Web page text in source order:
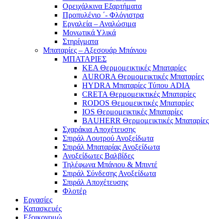
Ορειχάλκινα Εξαρτήματα
Προπυλένιο ΄- Φλόγιστρα
Εργαλεία – Αναλώσιμα
Μονωτικά Υλικά
Στηρίγματα
Μπαταρίες – Αξεσουάρ Μπάνιου
ΜΠΑΤΑΡΙΕΣ
KEA Θερμομεικτικές Μπαταρίες
AURORA Θερμομεικτικές Μπαταρίες
HYDRA Μπαταρίες Τύπου ADIA
CRETA Θερμομεικτικές Μπαταρίες
RODOS Θεμομεικτικές Μπαταρίες
IOS Θερμομεικτικές Μπαταρίες
BAUHERR Θερμομεικτικές Μπαταρίες
Σχαράκια Αποχέτευσης
Σπιράλ Λουτρού Ανοξείδωτα
Σπιράλ Μπαταρίας Ανοξείδωτα
Ανοξείδωτες Βαλβίδες
Τηλέφωνα Μπάνιου & Μπιντέ
Σπιράλ Σύνδεσης Ανοξείδωτα
Σπιράλ Αποχέτευσης
Φλοτέρ
Εργασίες
Κατασκευές